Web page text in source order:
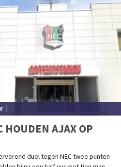
HOUDEN AJAX OP
duel tegen NEC twee punten